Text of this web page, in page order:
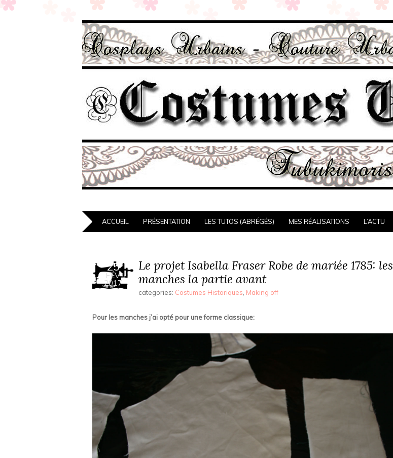
ACCUEIL PRÉSENTATION LES TUTOS (ABRÉGÉS) MES RÉALISATIONS L’ACTU
25
FÉV
2017
Le projet Isabella Fraser Robe de mariée 1785: les
manches la partie avant
categories: Costumes Historiques Making off
Pour les manches j’ai opté pour une forme classique: